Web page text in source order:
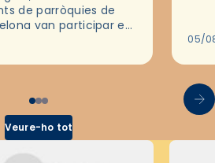
de parròquies de
van participar en
organitzades
05/
Veure-ho tot